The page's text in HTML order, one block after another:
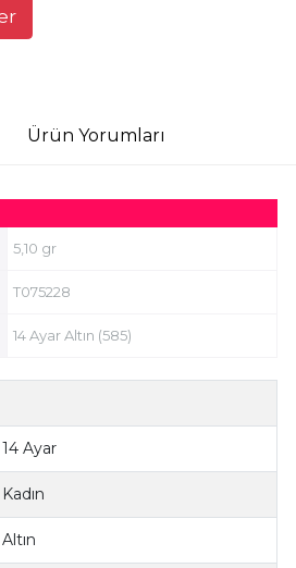
Ürün Yorumları
5,10 gr
T075228
14 Ayar Altın (585)
14 Ayar
Kadın
Altın